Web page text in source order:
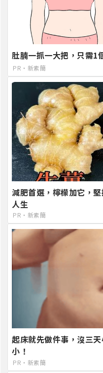
肚腩一抓一大把，只需1
PR・新素簡
減肥首選，檸檬加它，
人生
PR・新素簡
起床就先做件事，沒三
小！
PR・新素簡